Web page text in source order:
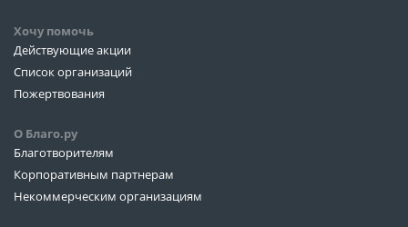
Хочу помочь
Действующие акции
Список организаций
Пожертвования
О Благо.ру
Благотворителям
Корпоративным партнерам
Некоммерческим организациям